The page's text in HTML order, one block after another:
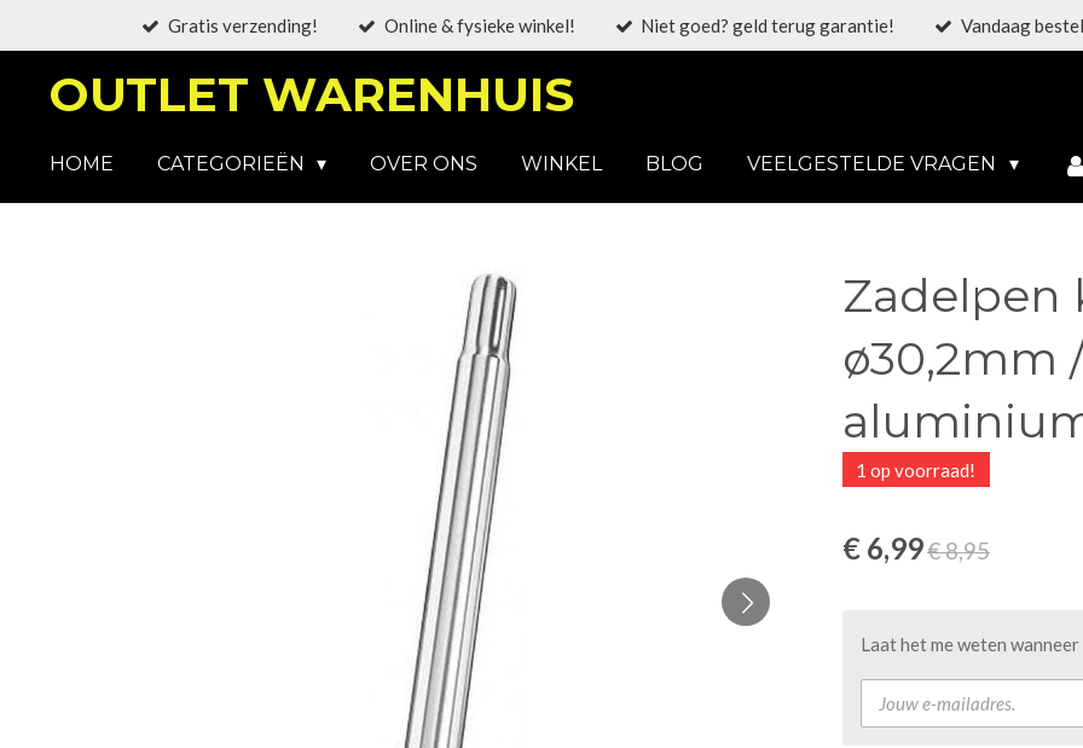
hoofdinhoud
Gratis verzending! Online & fysieke winkel! Niet goed? geld terug garantie! Vandaag
OUTLET WARENHUIS
HOME CATEGORIEËN OVER ONS WINKEL BLOG VEELGESTELDE VRAGEN
Zadelpen
ø30,2mm
1 op voorraad!
€ 6,99€ 8,95
Laat het me weten